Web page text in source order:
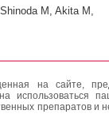
M, Akita M,
на сайте,
использоваться
препаратов и